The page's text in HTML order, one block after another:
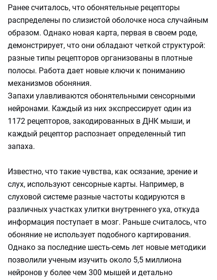
Ранее считалось, что обонятельные рецепторы
распределены по слизистой оболочке носа случайным
образом. Однако новая карта, первая в своем роде,
демонстрирует, что они обладают четкой структурой:
разные типы рецепторов организованы в плотные
полосы. Работа дает новые ключи к пониманию
механизмов обоняния.
Запахи улавливаются обонятельными сенсорными
нейронами. Каждый из них экспрессирует один из
1172 рецепторов, закодированных в ДНК мыши, и
каждый рецептор распознает определенный тип
запаха.
Известно, что такие чувства, как осязание, зрение и
слух, используют сенсорные карты. Например, в
слуховой системе разные частоты кодируются в
различных участках улитки внутреннего уха, откуда
информация поступает в мозг. Раньше считалось, что
обоняние не использует подобного картирования.
Однако за последние шесть-семь лет новые методики
позволили ученым изучить около 5,5 миллиона
нейронов у более чем 300 мышей и детально